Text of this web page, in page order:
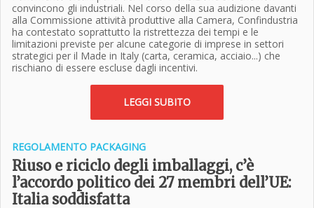
convincono gli industriali. Nel corso della sua audizione davanti
alla Commissione attività produttive alla Camera, Confindustria
ha contestato soprattutto la ristrettezza dei tempi e le
limitazioni previste per alcune categorie di imprese in settori
strategici per il Made in Italy (carta, ceramica, acciaio...) che
rischiano di essere escluse dagli incentivi.
LEGGI SUBITO
REGOLAMENTO PACKAGING
Riuso e riciclo degli imballaggi, c’è
l’accordo politico dei 27 membri dell’UE:
Italia soddisfatta